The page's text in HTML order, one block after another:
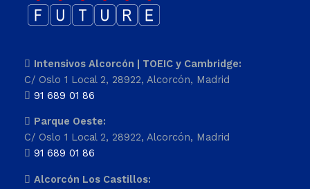
Intensivos Alcorcón | TOEIC y Cambridge:
C/ Oslo 1 Local 2, 28922, Alcorcón, Madrid
91 689 01 86
Parque Oeste:
C/ Oslo 1 Local 2, 28922, Alcorcón, Madrid
91 689 01 86
Alcorcón Los Castillos: